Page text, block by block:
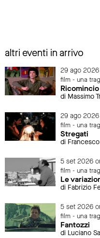
altri eventi in arrivo
29 ago
film - una
di Massimo
29 ago
film - una
Stregati
di
5 set 2026
film - una
Le
di Fabrizio
5 set 2026
film - una
Fantozzi
di Luciano